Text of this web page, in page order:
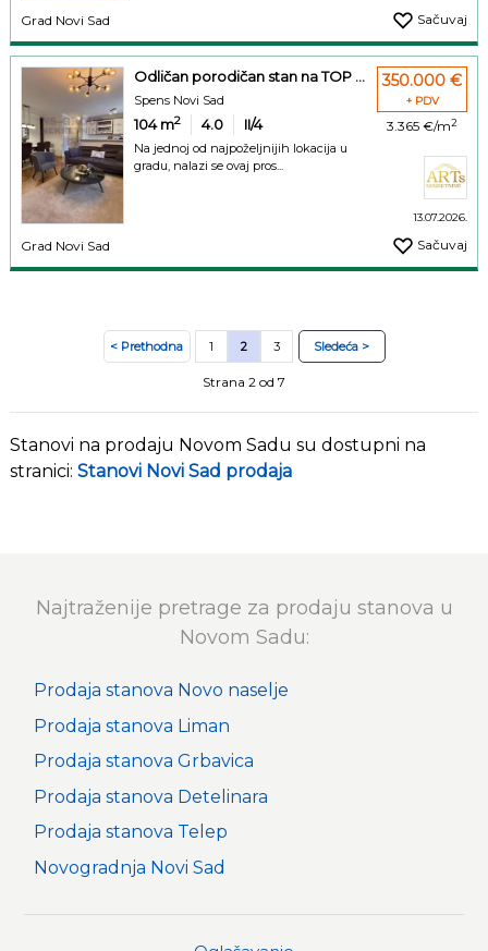
Grad Novi Sad Sačuvaj
Odličan porodičan stan na TOP ...
Spens Novi Sad
104m2 4.0 II/4
Na jednoj od najpoželjnijih lokacija u
gradu, nalazi se ovaj pros...
350.000 €
+ PDV
3.365 €/m2
13.07.2026.
Grad Novi Sad Sačuvaj
< Prethodna 1 2 3 Sledeća >
Strana 2 od 7
Stanovi na prodaju Novom Sadu su dostupni na
stranici: Stanovi Novi Sad prodaja
Najtraženije pretrage za prodaju stanova u
Novom Sadu:
Prodaja stanova Novo naselje
Prodaja stanova Liman
Prodaja stanova Grbavica
Prodaja stanova Detelinara
Prodaja stanova Telep
Novogradnja Novi Sad